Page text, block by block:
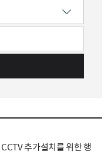
추가설치를 위한 행